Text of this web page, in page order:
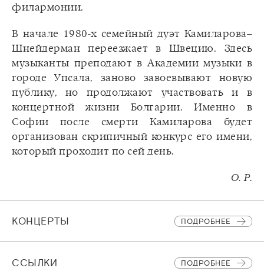
филармонии.
В начале 1980-х семейный дуэт Камиларова–
Шнейдерман переезжает в Швецию. Здесь
музыканты преподают в Академии музыки в
городе Упсала, заново завоевывают новую
публику, но продолжают участвовать и в
концертной жизни Болгарии. Именно в
Софии после смерти Камиларова будет
организован скрипичный конкурс его имени,
который проходит по сей день.
О. Р.
КОНЦЕРТЫ ПОДРОБНЕЕ
CСЫЛКИ ПОДРОБНЕЕ